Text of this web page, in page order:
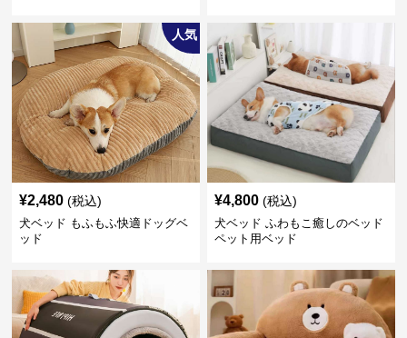
人気
¥2,480 (税込)
犬ベッド もふもふ快適ドッグベ
ッド
¥4,800 (税込)
犬ベッド ふわもこ癒しのベッド
ペット用ベッド